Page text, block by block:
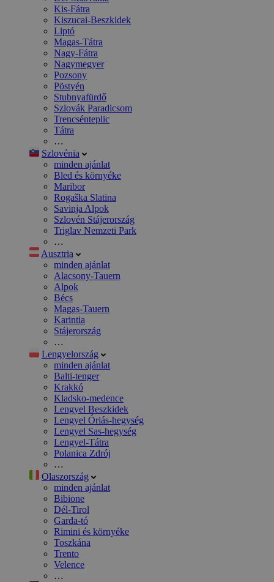
Kis-Fátra
Kiszucai-Beszkidek
Liptó
Magas-Tátra
Nagy-Fátra
Nagymegyer
Pozsony
Pöstyén
Stubnyafürdő
Szlovák Paradicsom
Trencsénteplic
Tátra
…
Szlovénia
minden ajánlat
Bled és környéke
Maribor
Rogaška Slatina
Savinja Alpok
Szlovén Stájerország
Triglav Nemzeti Park
…
Ausztria
minden ajánlat
Alacsony-Tauern
Alpok
Bécs
Magas-Tauern
Karintia
Stájerország
…
Lengyelország
minden ajánlat
Balti-tenger
Krakkó
Kladsko-medence
Lengyel Beszkidek
Lengyel Óriás-hegység
Lengyel Sas-hegység
Lengyel-Tátra
Polanica Zdrój
…
Olaszország
minden ajánlat
Bibione
Dél-Tirol
Garda-tó
Rimini és környéke
Toszkána
Trento
Velence
…